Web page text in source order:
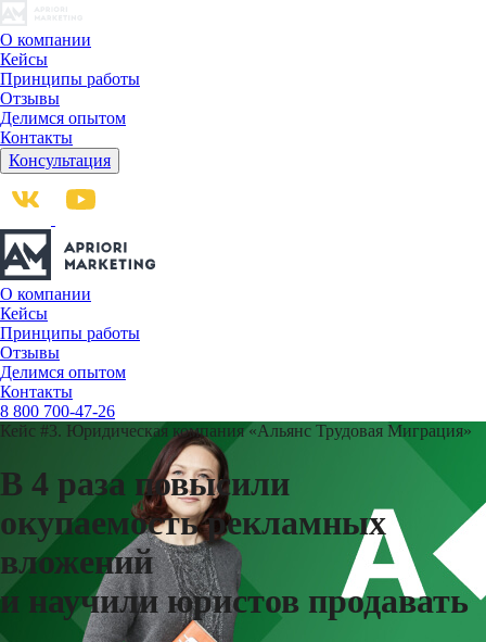
О компании
Кейсы
Принципы работы
Отзывы
Делимся опытом
Контакты
Консультация
О компании
Кейсы
Принципы работы
Отзывы
Делимся опытом
Контакты
8 800 700-47-26
Кейс #3. Юридическая компания «Альянс Трудовая Миграция»
В 4 раза повысили
окупаемость рекламных
вложений
и научили юристов продавать